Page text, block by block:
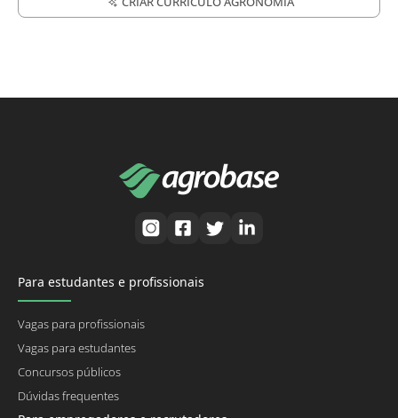
Para estudantes e profissionais
Vagas para profissionais
Vagas para estudantes
Concursos públicos
Dúvidas frequentes